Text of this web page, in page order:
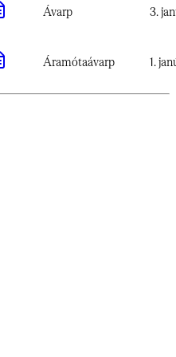
Ávarp 3.
Áramótaávarp 1.